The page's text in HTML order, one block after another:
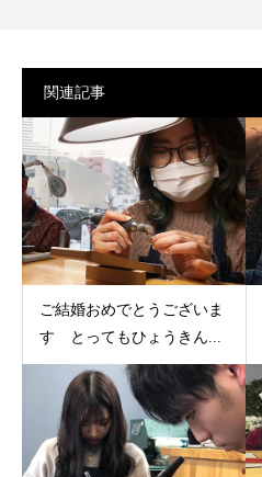
関連記事
ご結婚おめでとうございま
す とってもひょうきん...